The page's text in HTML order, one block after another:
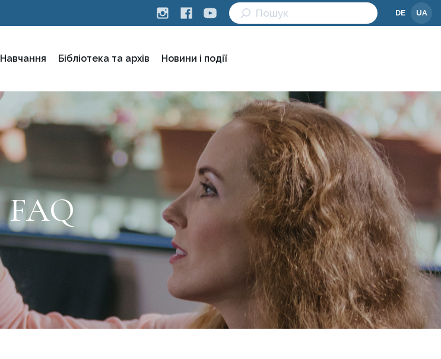
DE UA
Навчання Бібліотека та архів Новини і події
FAQ